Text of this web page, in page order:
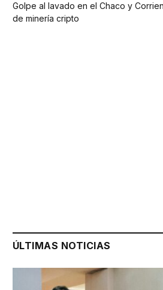
Golpe al lavado en el Chaco y
de minería cripto
ÚLTIMAS NOTICIAS